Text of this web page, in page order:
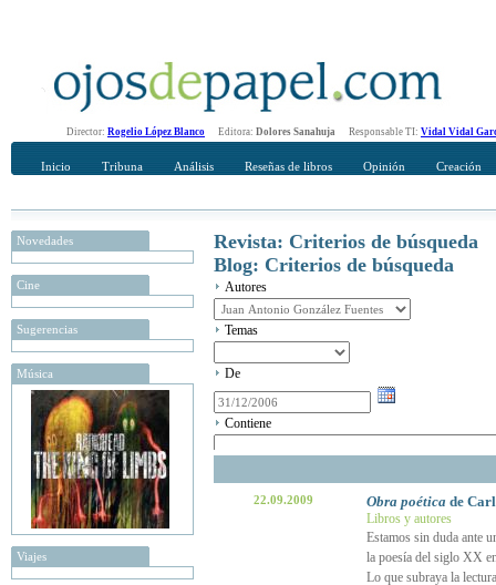
Director: Rogelio López Blanco Editora: Dolores Sanahuja Responsable TI: Vidal Vidal
Inicio Tribuna Análisis Reseñas de libros Opinión Creación
Novedades
Cine
Sugerencias
Música
Viajes
Revista: Criterios de búsqueda
Blog: Criterios de búsqueda
Autores
Temas
De
Contiene
22.09.2009 Obra poética de
Libros y autores
Estamos sin duda ante
la poesía del siglo XX
Lo que subraya la